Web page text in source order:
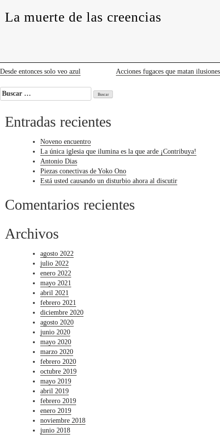
portátiles
contacto
La muerte de las creencias
Navegación
de
Desde entonces solo veo azul Acciones fugaces que matan ilusiones
Buscar:
Entradas recientes
Noveno encuentro
La única iglesia que ilumina es la que arde ¡Contribuya!
Antonio Dias
Piezas conectivas de Yoko Ono
Está usted causando un disturbio ahora al discutir
Comentarios recientes
Archivos
agosto 2022
julio 2022
enero 2022
mayo 2021
abril 2021
febrero 2021
diciembre 2020
agosto 2020
junio 2020
mayo 2020
marzo 2020
febrero 2020
octubre 2019
mayo 2019
abril 2019
febrero 2019
enero 2019
noviembre 2018
junio 2018